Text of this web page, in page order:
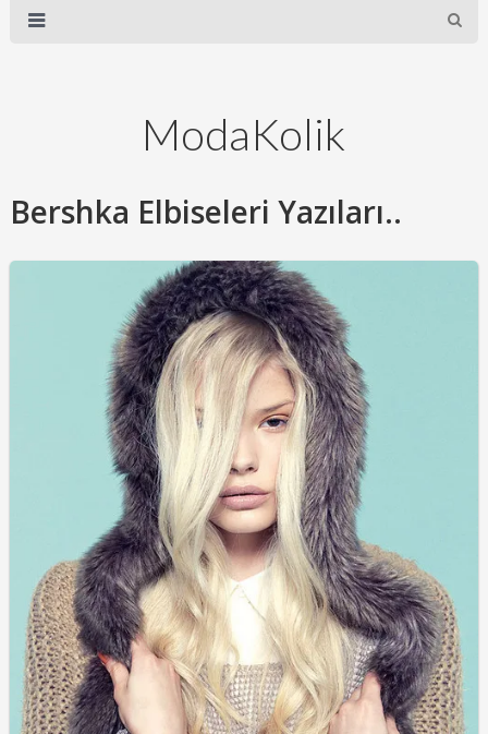
ModaKolik
Bershka Elbiseleri Yazıları..